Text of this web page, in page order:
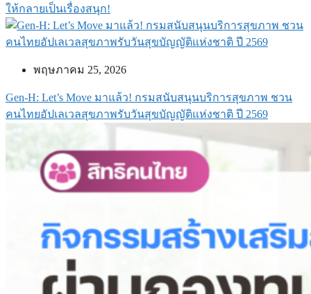
ให้กลายเป็นเรื่องสนุก!
พฤษภาคม 25, 2026
Gen-H: Let’s Move มาแล้ว! กรมสนับสนุนบริการสุขภาพ ชวน
คนไทยอัปเลเวลสุขภาพรับวันสุขบัญญัติแห่งชาติ ปี 2569